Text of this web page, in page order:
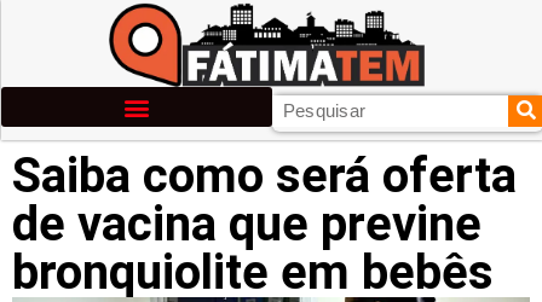
Saiba como será oferta
de vacina que previne
bronquiolite em bebês